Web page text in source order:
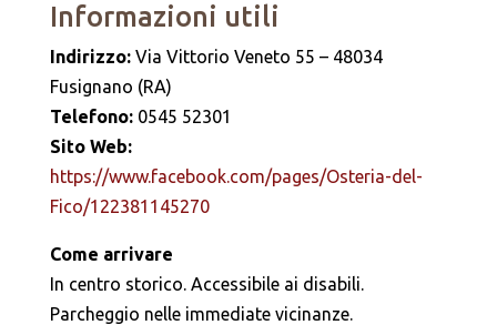
Informazioni utili
Indirizzo: Via Vittorio Veneto 55 – 48034
Fusignano (RA)
Telefono: 0545 52301
Sito Web:
https://www.facebook.com/pages/Osteria-del-
Fico/122381145270
Come arrivare
In centro storico. Accessibile ai disabili.
Parcheggio nelle immediate vicinanze.